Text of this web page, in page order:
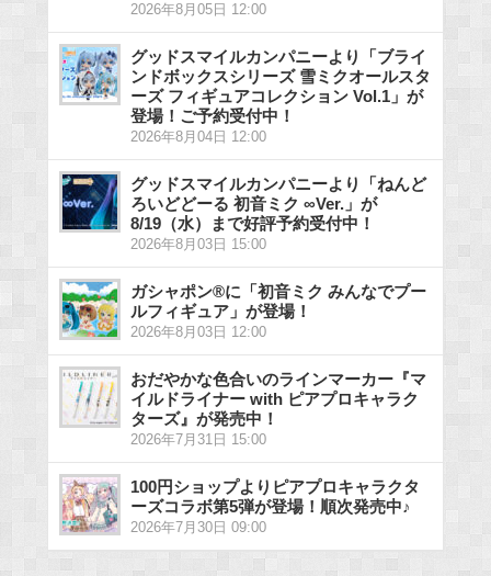
2026年8月05日 12:00
グッドスマイルカンパニーより「ブライ
ンドボックスシリーズ 雪ミクオールスタ
ーズ フィギュアコレクション Vol.1」が
登場！ご予約受付中！
2026年8月04日 12:00
グッドスマイルカンパニーより「ねんど
ろいどどーる 初音ミク ∞Ver.」が
8/19（水）まで好評予約受付中！
2026年8月03日 15:00
ガシャポン®に「初音ミク みんなでプー
ルフィギュア」が登場！
2026年8月03日 12:00
おだやかな色合いのラインマーカー『マ
イルドライナー with ピアプロキャラク
ターズ』が発売中！
2026年7月31日 15:00
100円ショップよりピアプロキャラクタ
ーズコラボ第5弾が登場！順次発売中♪
2026年7月30日 09:00